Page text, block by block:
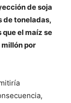
de soja
de toneladas,
el maíz se
por